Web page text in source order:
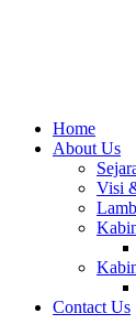
Home
About Us
Visi
Contact Us